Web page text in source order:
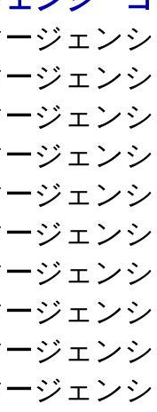
ジェンシ
ジェンシ
ジェンシ
ジェンシ
ジェンシ
ジェンシ
ジェンシ
ジェンシ
ジェンシ
ジェンシ